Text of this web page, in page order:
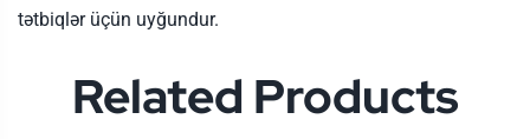
tətbiqlər üçün uyğundur.
Related Products